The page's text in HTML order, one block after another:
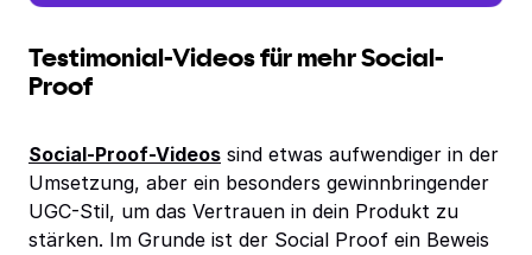
Testimonial-Videos für mehr Social-
Proof
Social-Proof-Videos sind etwas aufwendiger in der
Umsetzung, aber ein besonders gewinnbringender
UGC-Stil, um das Vertrauen in dein Produkt zu
stärken. Im Grunde ist der Social Proof ein Beweis